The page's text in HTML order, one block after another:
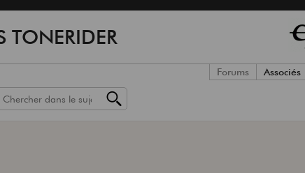
TONERIDER
Forums Associés